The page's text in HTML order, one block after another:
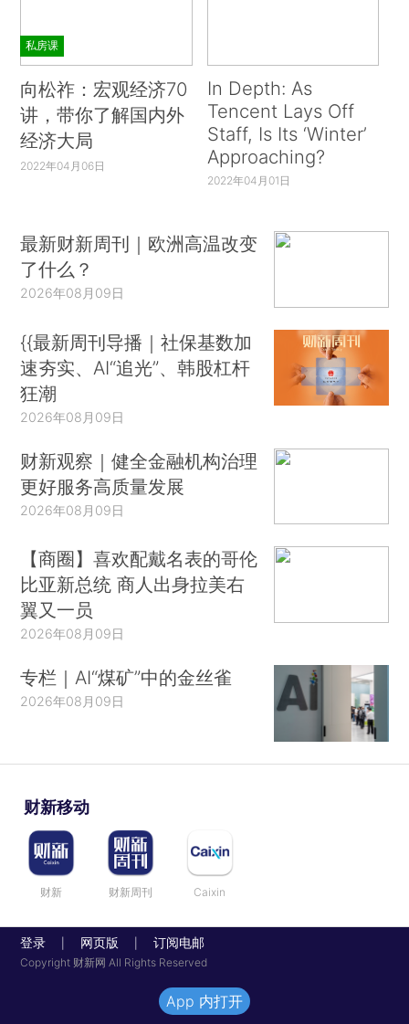
私房课
向松祚：宏观经济70
讲，带你了解国内外
经济大局
2022年04月06日
In Depth: As
Tencent Lays Off
Staff, Is Its ‘Winter’
Approaching?
2022年04月01日
最新财新周刊｜欧洲高温改变
了什么？
2026年08月09日
{{最新周刊导播｜社保基数加
速夯实、AI“追光”、韩股杠杆
狂潮
2026年08月09日
财新观察｜健全金融机构治理
更好服务高质量发展
2026年08月09日
【商圈】喜欢配戴名表的哥伦
比亚新总统 商人出身拉美右
翼又一员
2026年08月09日
专栏｜AI“煤矿”中的金丝雀
2026年08月09日
财新移动
财新 财新周刊 Caixin
登录 网页版 订阅电邮
Copyright 财新网 All Rights Reserved
App 内打开